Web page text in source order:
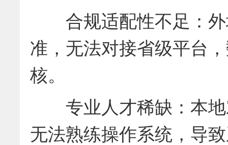
合规适配性不足：外
准，无法对接省级平台
核。
专业人才稀缺：本地
无法熟练操作系统，导